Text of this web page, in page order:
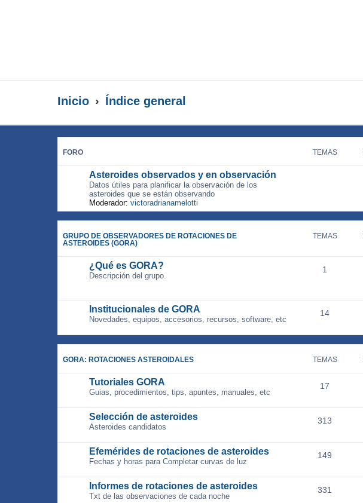
Inicio Índice general
FORO TEMAS
Asteroides observados y en observación
Datos útiles para planificar la observación de los
asteroides que se están observando
Moderador: victoradrianamelotti
GRUPO DE OBSERVADORES DE ROTACIONES DE
ASTEROIDES (GORA)
TEMAS
¿Qué es GORA?
Descripción del grupo.
1
Institucionales de GORA
Novedades, equipos, accesorios, recursos, software, etc
14
GORA: ROTACIONES ASTEROIDALES TEMAS
Tutoriales GORA
Guias, procedimientos, tips, apuntes, manuales, etc
17
Selección de asteroides
Asteroides candidatos
313
Efemérides de rotaciones de asteroides
Fechas y horas para Completar curvas de luz
149
Informes de rotaciones de asteroides
Txt de las observaciones de cada noche
331